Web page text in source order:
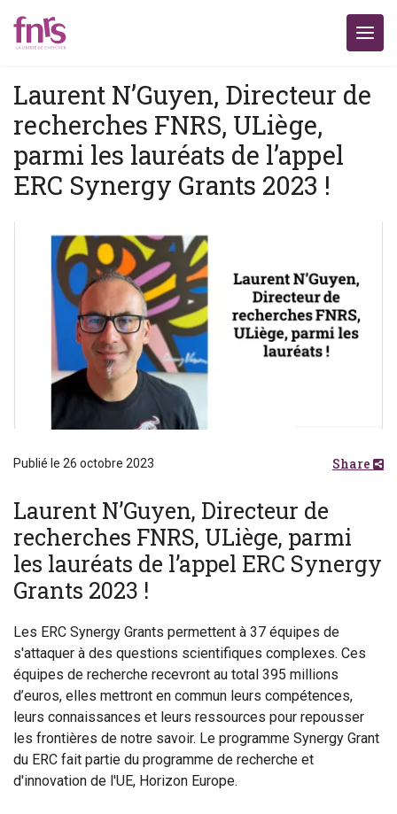
Laurent N’Guyen, Directeur de
recherches FNRS, ULiège,
parmi les lauréats de l’appel
ERC Synergy Grants 2023 !
Publié le 26 octobre 2023 Share
Laurent N’Guyen, Directeur de
recherches FNRS, ULiège, parmi
les lauréats de l’appel ERC Synergy
Grants 2023 !
Les ERC Synergy Grants permettent à 37 équipes de
s'attaquer à des questions scientifiques complexes. Ces
équipes de recherche recevront au total 395 millions
d’euros, elles mettront en commun leurs compétences,
leurs connaissances et leurs ressources pour repousser
les frontières de notre savoir. Le programme Synergy Grant
du ERC fait partie du programme de recherche et
d'innovation de l'UE, Horizon Europe.